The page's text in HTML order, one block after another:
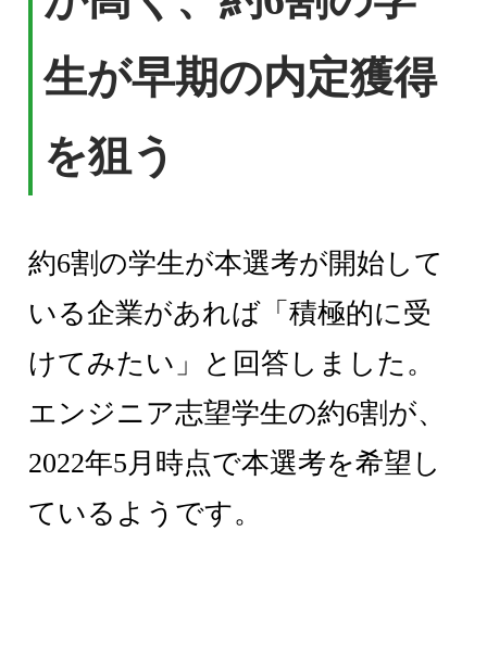
生が早期の内定獲得
を狙う
約6割の学生が本選考が開始して
いる企業があれば「積極的に受
けてみたい」と回答しました。
エンジニア志望学生の約6割が、
2022年5月時点で本選考を希望し
ているようです。